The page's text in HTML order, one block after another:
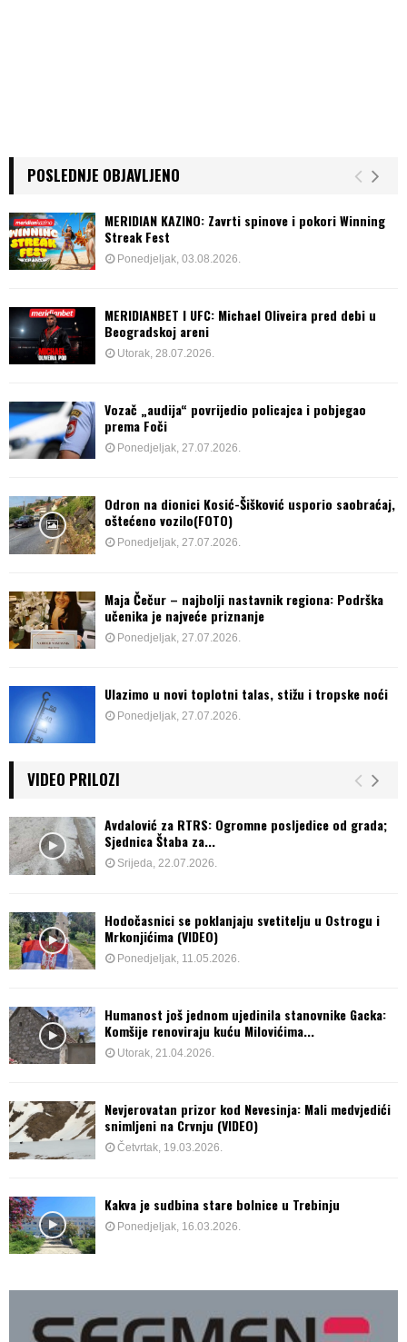
POSLEDNJE OBJAVLJENO
MERIDIAN KAZINO: Zavrti spinove i pokori Winning
Streak Fest
Ponedjeljak, 03.08.2026.
MERIDIANBET I UFC: Michael Oliveira pred debi u
Beogradskoj areni
Utorak, 28.07.2026.
Vozač „audija“ povrijedio policajca i pobjegao
prema Foči
Ponedjeljak, 27.07.2026.
Odron na dionici Kosić-Šišković usporio saobraćaj,
oštećeno vozilo(FOTO)
Ponedjeljak, 27.07.2026.
Maja Čečur – najbolji nastavnik regiona: Podrška
učenika je najveće priznanje
Ponedjeljak, 27.07.2026.
Ulazimo u novi toplotni talas, stižu i tropske noći
Ponedjeljak, 27.07.2026.
VIDEO PRILOZI
Avdalović za RTRS: Ogromne posljedice od grada;
Sjednica Štaba za...
Srijeda, 22.07.2026.
Hodočasnici se poklanjaju svetitelju u Ostrogu i
Mrkonjićima (VIDEO)
Ponedjeljak, 11.05.2026.
Humanost još jednom ujedinila stanovnike Gacka:
Komšije renoviraju kuću Milovićima...
Utorak, 21.04.2026.
Nevjerovatan prizor kod Nevesinja: Mali medvjedići
snimljeni na Crvnju (VIDEO)
Četvrtak, 19.03.2026.
Kakva je sudbina stare bolnice u Trebinju
Ponedjeljak, 16.03.2026.